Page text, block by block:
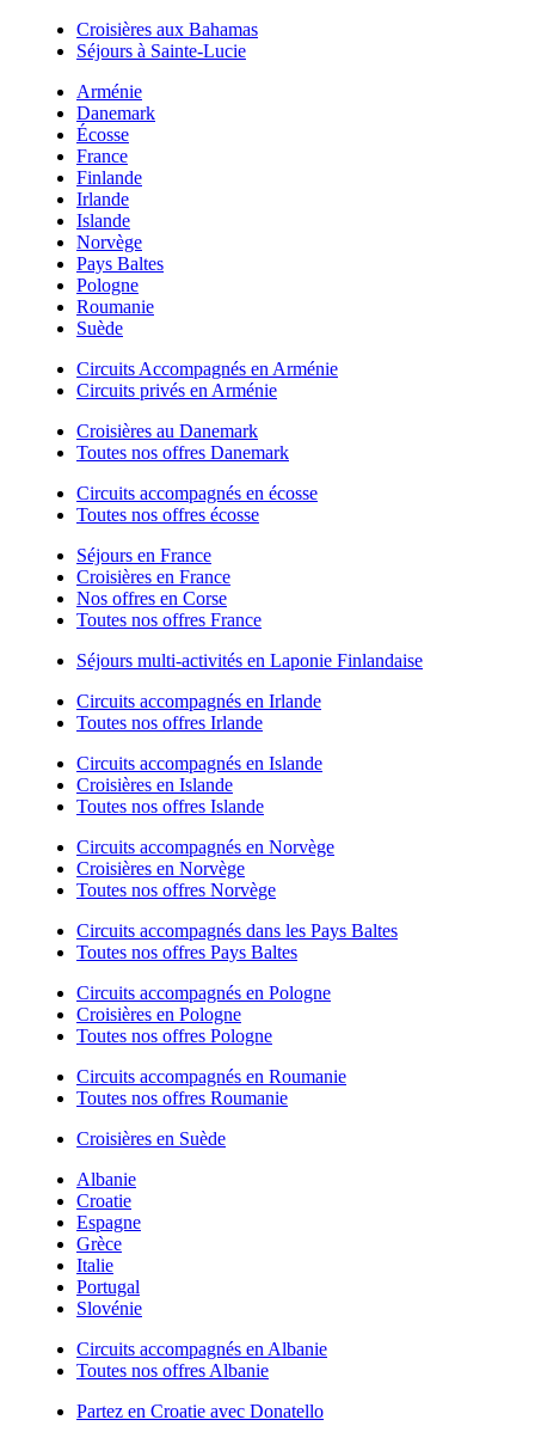
Croisières aux Bahamas
Séjours à Sainte-Lucie
Arménie
Danemark
Écosse
France
Finlande
Irlande
Islande
Norvège
Pays Baltes
Pologne
Roumanie
Suède
Circuits Accompagnés en Arménie
Circuits privés en Arménie
Croisières au Danemark
Toutes nos offres Danemark
Circuits accompagnés en écosse
Toutes nos offres écosse
Séjours en France
Croisières en France
Nos offres en Corse
Toutes nos offres France
Séjours multi-activités en Laponie Finlandaise
Circuits accompagnés en Irlande
Toutes nos offres Irlande
Circuits accompagnés en Islande
Croisières en Islande
Toutes nos offres Islande
Circuits accompagnés en Norvège
Croisières en Norvège
Toutes nos offres Norvège
Circuits accompagnés dans les Pays Baltes
Toutes nos offres Pays Baltes
Circuits accompagnés en Pologne
Croisières en Pologne
Toutes nos offres Pologne
Circuits accompagnés en Roumanie
Toutes nos offres Roumanie
Croisières en Suède
Albanie
Croatie
Espagne
Grèce
Italie
Portugal
Slovénie
Circuits accompagnés en Albanie
Toutes nos offres Albanie
Partez en Croatie avec Donatello